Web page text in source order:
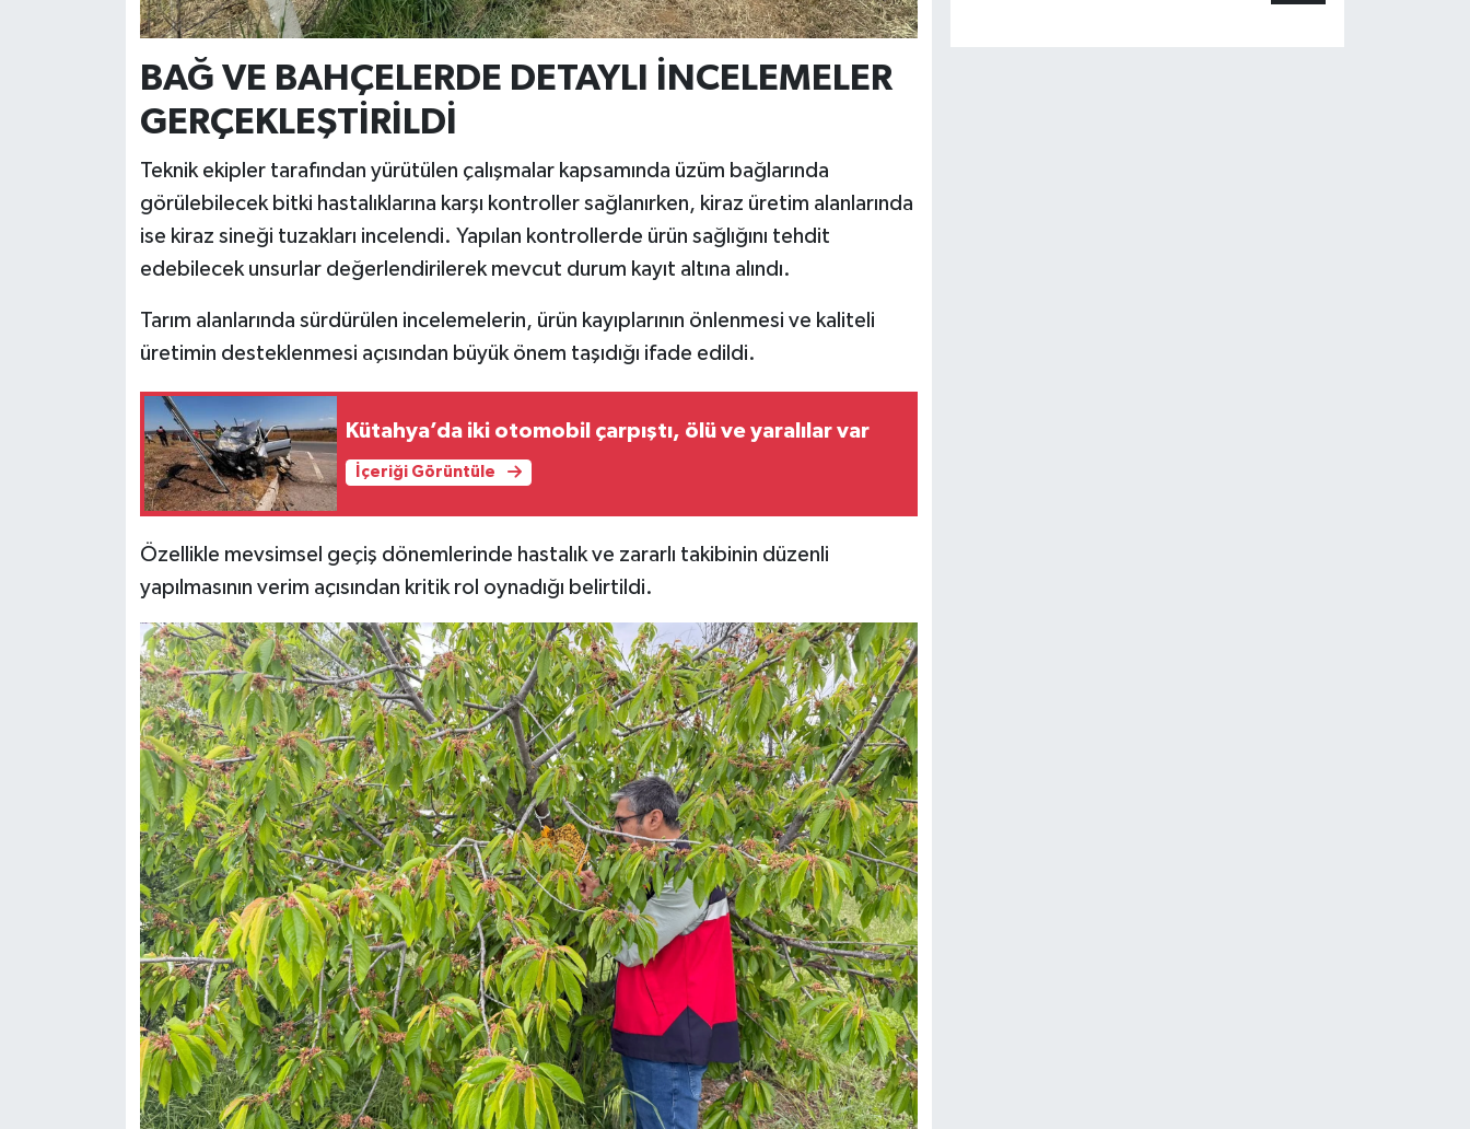
BAĞ VE BAHÇELERDE DETAYLI İNCELEMELER
GERÇEKLEŞTİRİLDİ
Teknik ekipler tarafından yürütülen çalışmalar kapsamında üzüm bağlarında
görülebilecek bitki hastalıklarına karşı kontroller sağlanırken, kiraz üretim alanlarında
ise kiraz sineği tuzakları incelendi. Yapılan kontrollerde ürün sağlığını tehdit
edebilecek unsurlar değerlendirilerek mevcut durum kayıt altına alındı.
Tarım alanlarında sürdürülen incelemelerin, ürün kayıplarının önlenmesi ve kaliteli
üretimin desteklenmesi açısından büyük önem taşıdığı ifade edildi.
Kütahya’da iki otomobil çarpıştı, ölü ve yaralılar var
İçeriği Görüntüle
Özellikle mevsimsel geçiş dönemlerinde hastalık ve zararlı takibinin düzenli
yapılmasının verim açısından kritik rol oynadığı belirtildi.
Video Galeri
Yemek Tarifleri